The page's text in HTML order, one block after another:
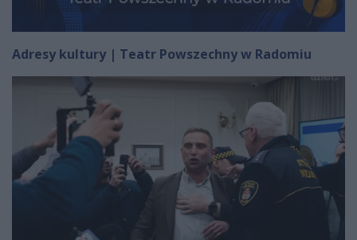
Adresy kultury | Teatr Powszechny w Radomiu